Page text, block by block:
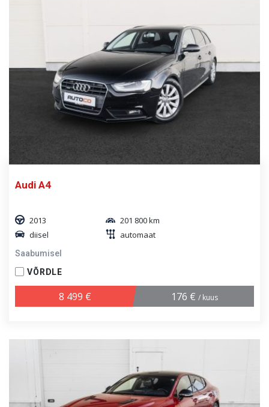
Audi A4
2013
201 800 km
diisel
automaat
Saabumisel
VÕRDLE
8 499 € 176 € / kuus